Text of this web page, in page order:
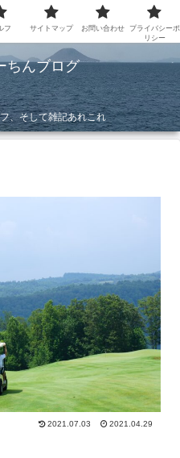
ちんブログ
、そして雑記あれこれ
2021.07.03 2021.04.29
フ サイトマップ お問い合わせ
プライバシーポ
リシー